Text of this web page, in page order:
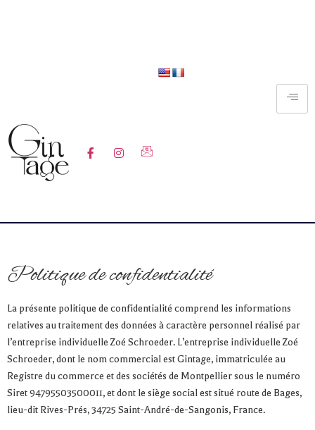
Politique de confidentialité
La présente politique de confidentialité comprend les informations
relatives au traitement des données à caractère personnel réalisé par
l’entreprise individuelle Zoé Schroeder. L’entreprise individuelle Zoé
Schroeder, dont le nom commercial est Gintage, immatriculée au
Registre du commerce et des sociétés de Montpellier sous le numéro
Siret 94795503500011, et dont le siège social est situé route de Bages,
lieu-dit Rives-Prés, 34725 Saint-André-de-Sangonis, France.